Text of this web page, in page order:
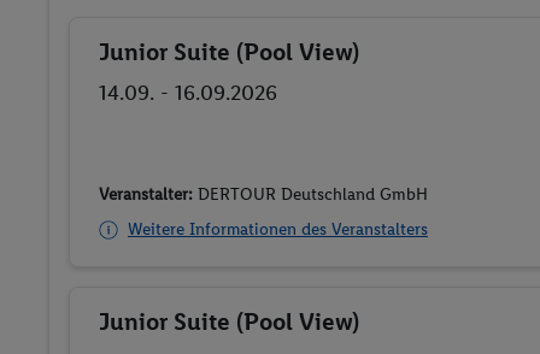
Buchen
Junior Suite (Pool View)
14.09. - 16.09.2026
Veranstalter: DERTOUR Deutschland GmbH
Weitere Informationen des Veranstalters
Buchen
Junior Suite (Pool View)